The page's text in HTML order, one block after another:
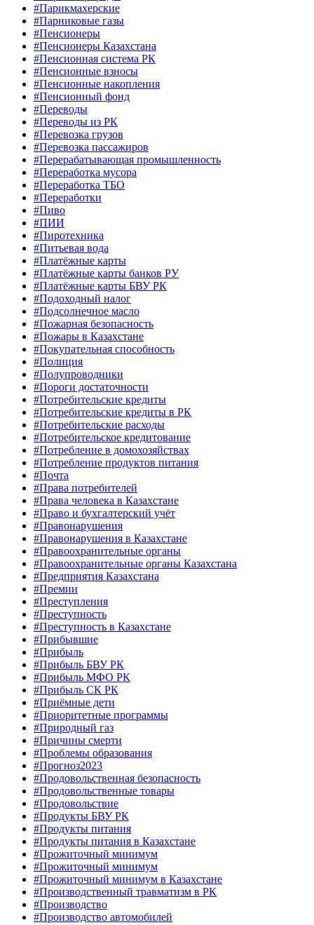
#Парикмахерские
#Парниковые газы
#Пенсионеры
#Пенсионеры Казахстана
#Пенсионная система РК
#Пенсионные взносы
#Пенсионные накопления
#Пенсионный фонд
#Переводы
#Переводы из РК
#Перевозка грузов
#Перевозка пассажиров
#Перерабатывающая промышленность
#Переработка мусора
#Переработка ТБО
#Переработки
#Пиво
#ПИИ
#Пиротехника
#Питьевая вода
#Платёжные карты
#Платёжные карты банков РУ
#Платёжные карты БВУ РК
#Подоходный налог
#Подсолнечное масло
#Пожарная безопасность
#Пожары в Казахстане
#Покупательная способность
#Полиция
#Полупроводники
#Пороги достаточности
#Потребительские кредиты
#Потребительские кредиты в РК
#Потребительские расходы
#Потребительское кредитование
#Потребление в домохозяйствах
#Потребление продуктов питания
#Почта
#Права потребителей
#Права человека в Казахстане
#Право и бухгалтерский учёт
#Правонарушения
#Правонарушения в Казахстане
#Правоохранительные органы
#Правоохранительные органы Казахстана
#Предприятия Казахстана
#Премии
#Преступления
#Преступность
#Преступность в Казахстане
#Прибывшие
#Прибыль
#Прибыль БВУ РК
#Прибыль МФО РК
#Прибыль СК РК
#Приёмные дети
#Приоритетные программы
#Природный газ
#Причины смерти
#Проблемы образования
#Прогноз2023
#Продовольственная безопасность
#Продовольственные товары
#Продовольствие
#Продукты БВУ РК
#Продукты питания
#Продукты питания в Казахстане
#Прожиточный минимум
#Прожиточный минимум
#Прожиточный минимум в Казахстане
#Производственный травматизм в РК
#Производство
#Производство автомобилей